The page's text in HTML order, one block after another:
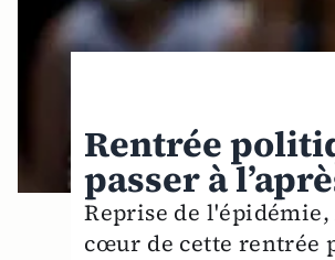
Rentrée
passer à
Reprise de
cœur de cette rentrée